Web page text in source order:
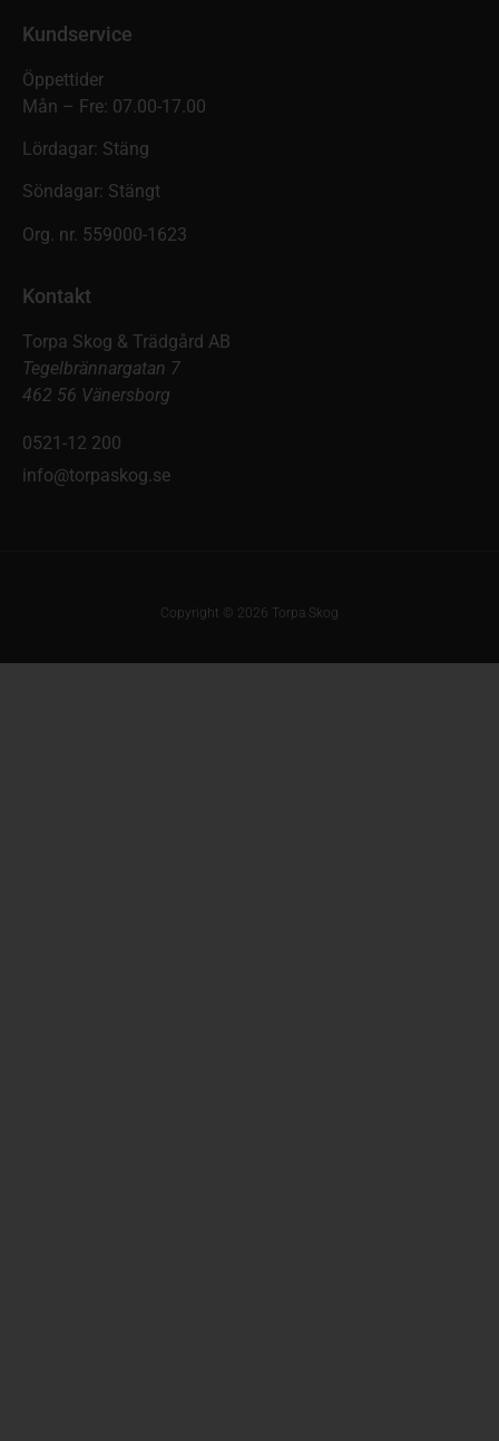
Kundservice
Öppettider
Mån – Fre: 07.00-17.00
Lördagar: Stäng
Söndagar: Stängt
Org. nr. 559000-1623
Kontakt
Torpa Skog & Trädgård AB
Tegelbrännargatan 7
462 56 Vänersborg
0521-12 200
info@torpaskog.se
Copyright © 2026 Torpa Skog